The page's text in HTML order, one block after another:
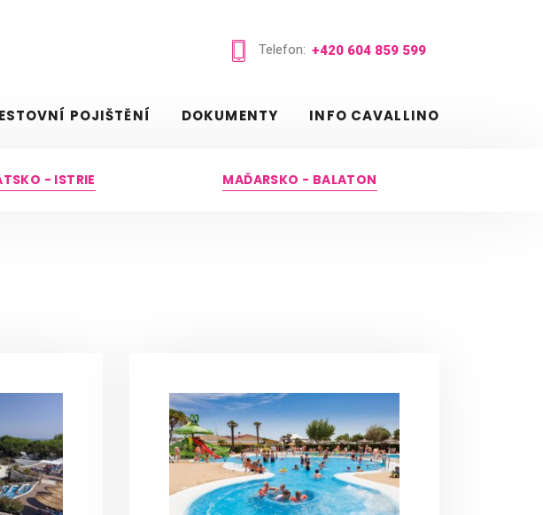
Telefon: +420 604 859 599
POJIŠTĚNÍ DOKUMENTY INFO CAVALLINO
- ISTRIE MAĎARSKO - BALATON